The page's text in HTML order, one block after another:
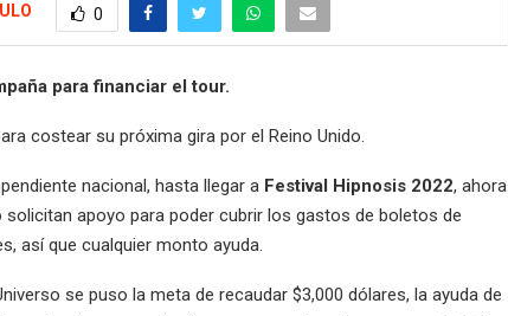
0
para financiar el tour.
costear su próxima gira por el Reino Unido.
nacional, hasta llegar a Festival Hipnosis 2022, ahora
apoyo para poder cubrir los gastos de boletos de
así que cualquier monto ayuda.
se puso la meta de recaudar $3,000 dólares, la ayuda de